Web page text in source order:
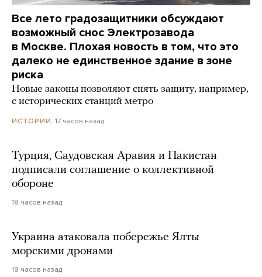
Все лето градозащитники обсуждают
возможный снос Электрозавода
в Москве. Плохая новость в том, что это
далеко не единственное здание в зоне
риска
Новые законы позволяют снять защиту, например,
с исторических станций метро
ИСТОРИИ 17 часов назад
Турция, Саудовская Аравия и Пакистан
подписали соглашение о коллективной
обороне
18 часов назад
Украина атаковала побережье Ялты
морскими дронами
19 часов назад